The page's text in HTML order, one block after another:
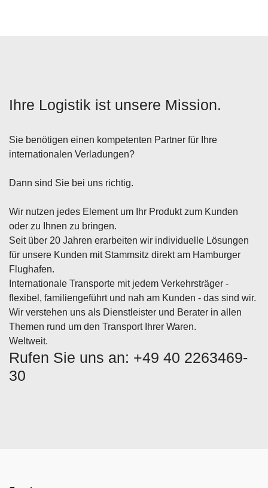
Ihre Logistik ist unsere Mission.
Sie benötigen einen kompetenten Partner für Ihre
internationalen Verladungen?
Dann sind Sie bei uns richtig.
Wir nutzen jedes Element um Ihr Produkt zum Kunden
oder zu Ihnen zu bringen.
Seit über 20 Jahren erarbeiten wir individuelle Lösungen
für unsere Kunden mit Stammsitz direkt am Hamburger
Flughafen.
Internationale Transporte mit jedem Verkehrsträger -
flexibel, familiengeführt und nah am Kunden - das sind wir.
Wir verstehen uns als Dienstleister und Berater in allen
Themen rund um den Transport Ihrer Waren.
Weltweit.
Rufen Sie uns an: +49 40 2263469-
30